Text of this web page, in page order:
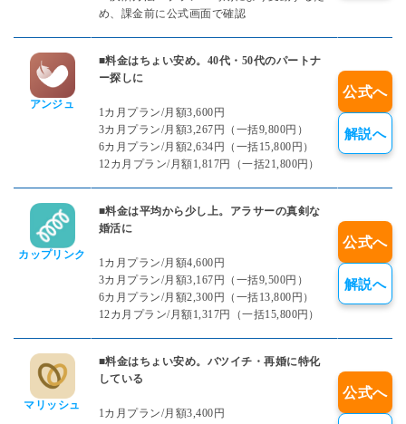
め、課金前に公式画面で確認
アンジュ
■料金はちょい安め。40代・50代のパートナ
ー探しに
1カ月プラン/月額3,600円
3カ月プラン/月額3,267円（一括9,800円）
6カ月プラン/月額2,634円（一括15,800円）
12カ月プラン/月額1,817円（一括21,800円）
公式へ
解説へ
カップリンク
■料金は平均から少し上。アラサーの真剣な
婚活に
1カ月プラン/月額4,600円
3カ月プラン/月額3,167円（一括9,500円）
6カ月プラン/月額2,300円（一括13,800円）
12カ月プラン/月額1,317円（一括15,800円）
公式へ
解説へ
マリッシュ
■料金はちょい安め。バツイチ・再婚に特化
している
1カ月プラン/月額3,400円
公式へ